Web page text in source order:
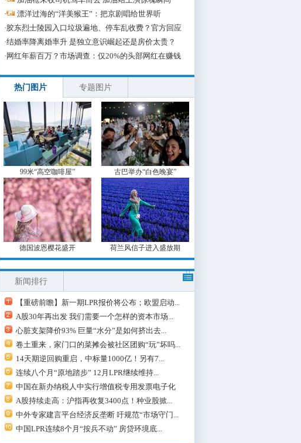
·
漂洋过海的“洋美猴王”：把京剧唱给世界听
·胶东烈士陵园入口垃圾遍地、停车乱收费？官方回应
·结婚率降离婚率升 是独立意识崛起还是房价太贵？
· 网红年薪百万？市场调查：仅20%的头部网红在赚钱
热门图片 专题图片
99米“高空咖啡屋” 古巴举办“白色晚宴”
德国波恩樱花盛开 荷兰风信子进入盛放期
新闻排行
【重磅前瞻】新一期LPR报价将公布；欧盟启动...
A股30年再出发 我们需要一个怎样的资本市场...
心脏支架降价93% 巨量“水分”是如何挤出去...
卷土重来，家门口的菜摊会被社区团购“玩”坏吗...
14天期逆回购重启，中标量1000亿！另有7...
连续八个月“原地踏步” 12月LPR继续维持...
中国在新办纳税人中实行增值税专用发票电子化
A股持续走高：沪指再收复3400点！种业股掀...
中外专家建言平台经济反垄断 吁规范“市场守门...
中国LPR连续8个月“按兵不动” 房贷环境底...